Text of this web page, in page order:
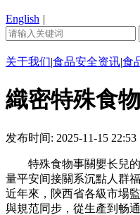
English |
关于我们|食品安全资讯|食
織密特殊食
发布时间: 2025-11-15
特殊食物事關嬰长兒的
量平安间接關系沉點人群
近年來，陝西省各級市場
與規范同步，從生產到畅